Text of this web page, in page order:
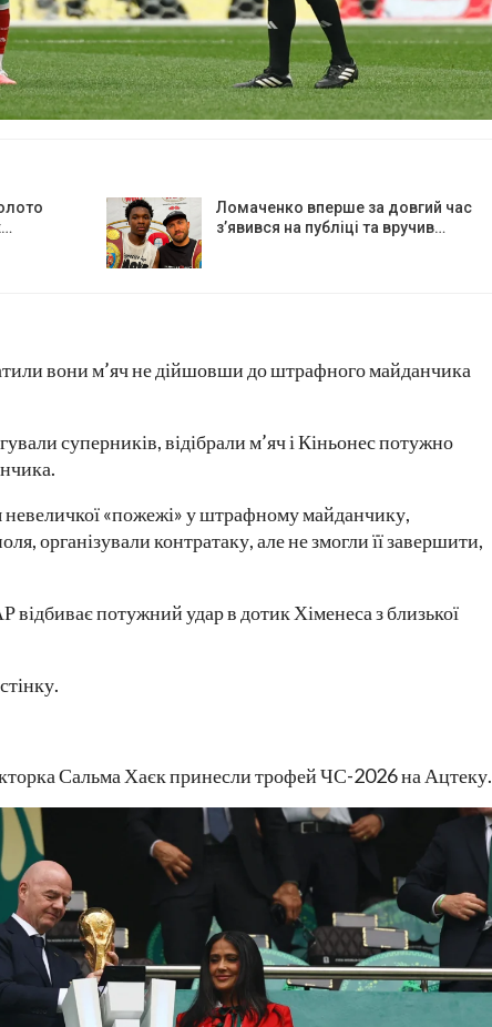
Ломаченко вперше за довгий час
з’явився на публіці та вручив…
вони м’яч не дійшовши до штрафного майданчика
суперників, відібрали м’яч і Кіньонес потужно
«пожежі» у штрафному майданчику,
організували контратаку, але не змогли її завершити,
відбиває потужний удар в дотик Хіменеса з близької
Сальма Хаєк принесли трофей ЧС-2026 на Ацтеку.